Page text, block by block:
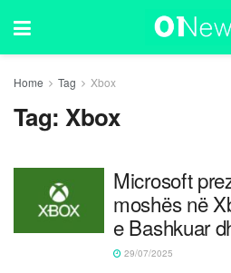
Home Tag Xbox
Tag:Xbox
Microsoft
moshës në
e Bashkuar
29/07/2025